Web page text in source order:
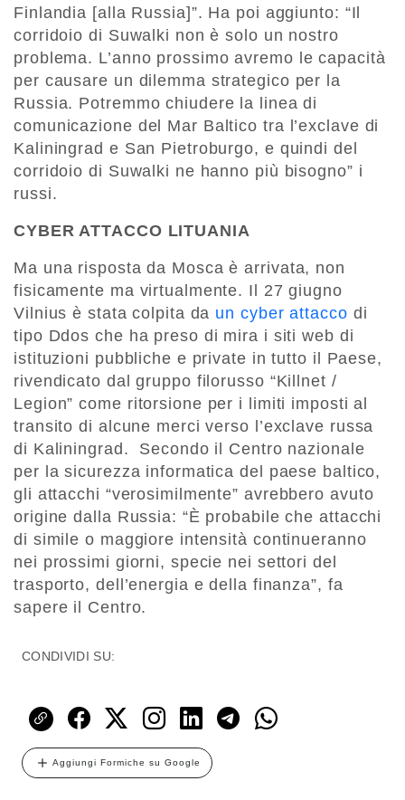
Finlandia [alla Russia]”. Ha poi aggiunto: “Il
corridoio di Suwalki non è solo un nostro
problema. L’anno prossimo avremo le capacità
per causare un dilemma strategico per la
Russia. Potremmo chiudere la linea di
comunicazione del Mar Baltico tra l’exclave di
Kaliningrad e San Pietroburgo, e quindi del
corridoio di Suwalki ne hanno più bisogno” i
russi.
CYBER ATTACCO LITUANIA
Ma una risposta da Mosca è arrivata, non
fisicamente ma virtualmente. Il 27 giugno
Vilnius è stata colpita da un cyber attacco di
tipo Ddos che ha preso di mira i siti web di
istituzioni pubbliche e private in tutto il Paese,
rivendicato dal gruppo filorusso “Killnet /
Legion” come ritorsione per i limiti imposti al
transito di alcune merci verso l’exclave russa
di Kaliningrad. Secondo il Centro nazionale
per la sicurezza informatica del paese baltico,
gli attacchi “verosimilmente” avrebbero avuto
origine dalla Russia: “È probabile che attacchi
di simile o maggiore intensità continueranno
nei prossimi giorni, specie nei settori del
trasporto, dell’energia e della finanza”, fa
sapere il Centro.
CONDIVIDI SU:
Aggiungi Formiche su Google